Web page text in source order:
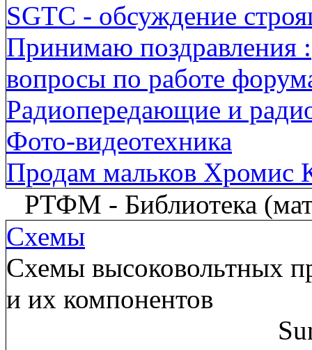
SGTC - обсуждение
Принимаю поздравления
вопросы по работе
Радиопередающие и
Фото-видеотехника
Продам мальков Хромис
РТФМ - Библиотека
Схемы
Схемы высоковольтных
и их компонентов